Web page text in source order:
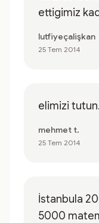
ettigimiz
lutfiyeçalişkan
25 Tem 2014
elimizi tutun.
mehmet t.
25 Tem 2014
İstanbula
5000